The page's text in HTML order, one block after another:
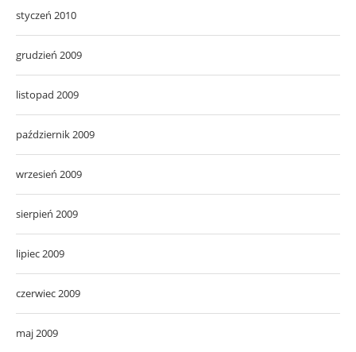
styczeń 2010
grudzień 2009
listopad 2009
październik 2009
wrzesień 2009
sierpień 2009
lipiec 2009
czerwiec 2009
maj 2009